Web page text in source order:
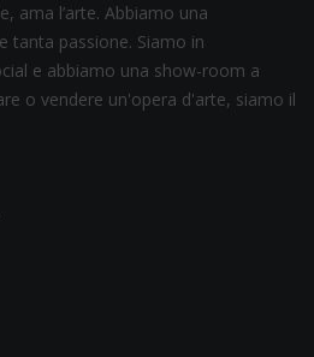
ama l’arte. Abbiamo una
tanta passione. Siamo in
e abbiamo una show-room a
o vendere un'opera d'arte, siamo il